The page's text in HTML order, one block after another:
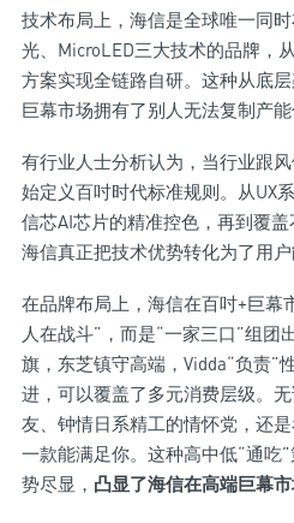
技术布局上，海信是全球唯一同
光、MicroLED三大技术的品牌，
方案实现全链路自研。这种从底
巨幕市场拥有了别人无法复制产能
有行业人士分析认为，当行业跟
始定义百吋时代标准规则。从UX
信芯AI芯片的精准控色，再到覆
海信真正把技术优势转化为了用户
在品牌布局上，海信在百吋+巨幕
人在战斗”，而是“一家三口”组团
旗，东芝镇守高端，Vidda“负责”
进，可以覆盖了多元消费层级。
友、钟情日系精工的情怀党，还
一款能满足你。这种高中低“通吃
势尽显， 凸显了海信在高端巨幕市